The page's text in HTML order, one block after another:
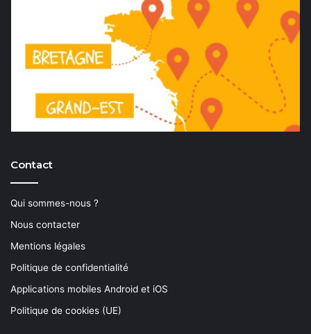
Contact
Qui sommes-nous ?
Nous contacter
Mentions légales
Politique de confidentialité
Applications mobiles Android et iOS
Politique de cookies (UE)